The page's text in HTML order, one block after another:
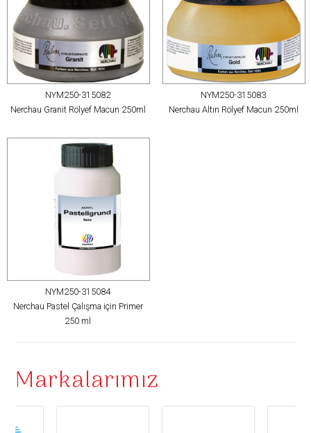
NYM250-315082
Nerchau Granit Rölyef Macun 250ml
NYM250-315083
Nerchau Altın Rölyef Macun 250ml
NYM250-315084
Nerchau Pastel Çalışma için Primer
250 ml
Markalarımız